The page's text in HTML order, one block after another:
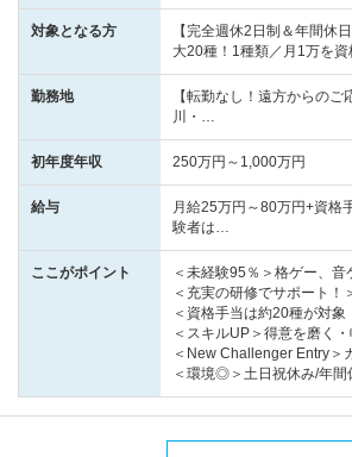
対象となる方
【完全週休2日制＆年間
大20種！1種類／月1万を
勤務地
【転勤なし！遠方からの
川・…
初年度年収 250万円～1,000万円
給与
月給25万円～80万円+資
験者は…
ここがポイント
＜未経験95％＞格ゲー、
＜充実の研修でサポート！
＜資格手当は約20種が対
＜スキルUP＞得意を磨く
＜New Challenger Entry＞
＜環境◎＞土日祝休み/年